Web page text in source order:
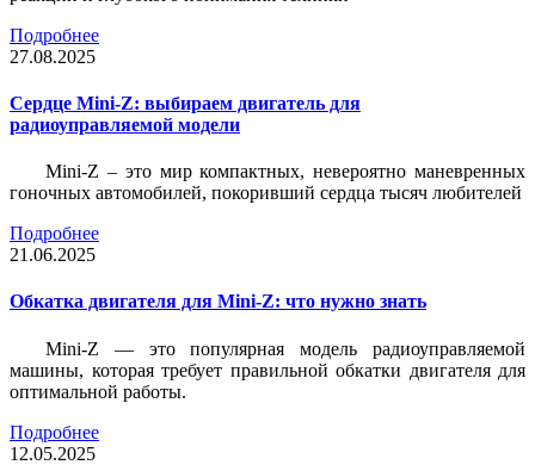
Подробнее
27.08.2025
Сердце Mini-Z: выбираем двигатель для
радиоуправляемой модели
Mini-Z – это мир компактных, невероятно маневренных
гоночных автомобилей, покоривший сердца тысяч любителей
Подробнее
21.06.2025
Обкатка двигателя для Mini-Z: что нужно знать
Mini-Z — это популярная модель радиоуправляемой
машины, которая требует правильной обкатки двигателя для
оптимальной работы.
Подробнее
12.05.2025